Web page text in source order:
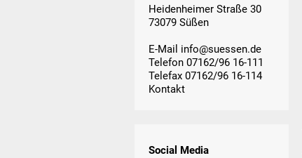
Heidenheimer Straße 30
73079 Süßen
E-Mail info@suessen.de
Telefon 07162/96 16-111
Telefax 07162/96 16-114
Kontakt
Social Media